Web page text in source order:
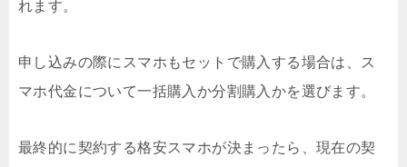
れます。
申し込みの際にスマホもセットで購入する場合は、ス
マホ代金について一括購入か分割購入かを選びます。
最終的に契約する格安スマホが決まったら、現在の契